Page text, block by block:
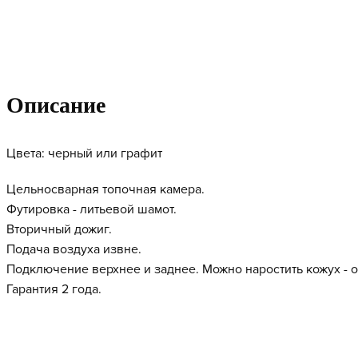
Описание
Цвета: черный или графит
Цельносварная топочная камера.
Футировка - литьевой шамот.
Вторичный дожиг.
Подача воздуха извне.
Подключение верхнее и заднее. Можно наростить кожух -
Гарантия 2 года.